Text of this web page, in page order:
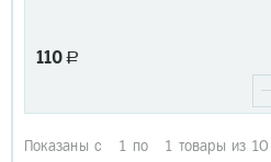
110 a
Показаны с 1 по 1 товары из 10